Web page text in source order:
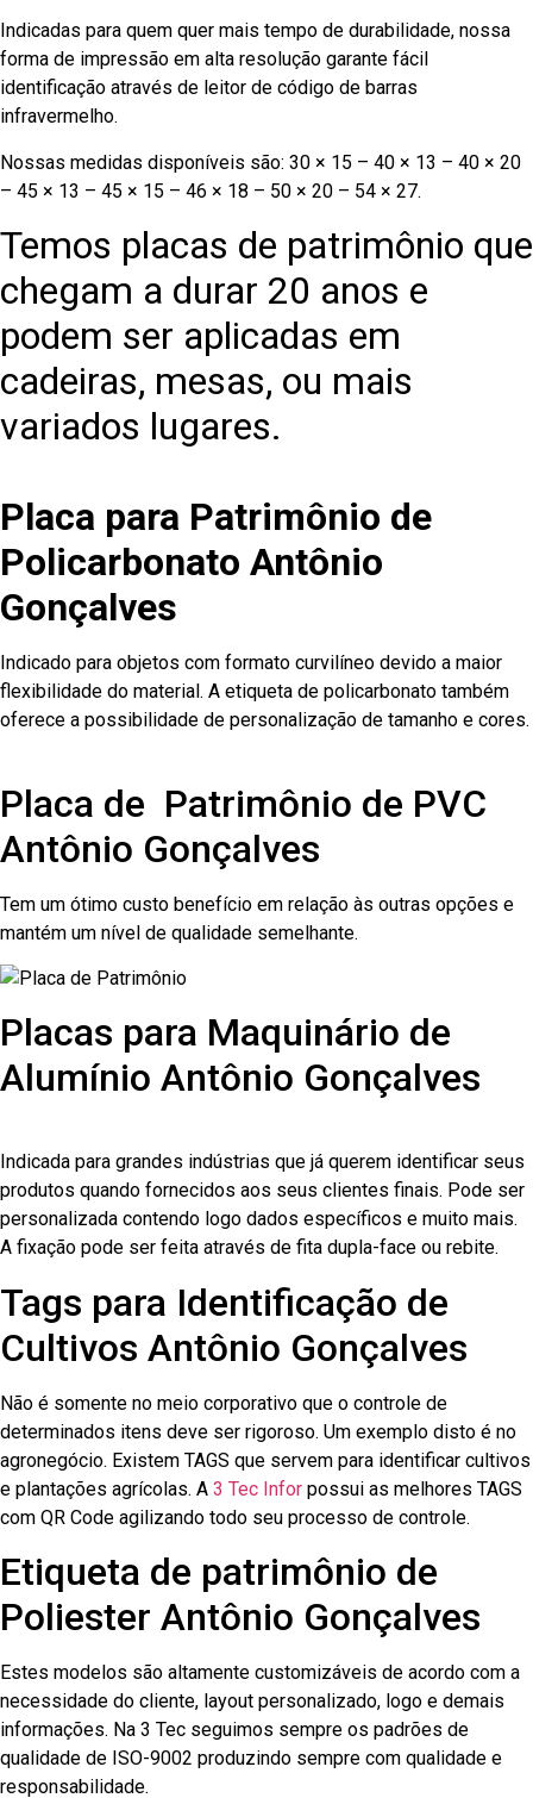
Indicadas para quem quer mais tempo de durabilidade, nossa
forma de impressão em alta resolução garante fácil
identificação através de leitor de código de barras
infravermelho.
Nossas medidas disponíveis são: 30 × 15 – 40 × 13 – 40 × 20
– 45 × 13 – 45 × 15 – 46 × 18 – 50 × 20 – 54 × 27.
Temos placas de patrimônio que
chegam a durar 20 anos e
podem ser aplicadas em
cadeiras, mesas, ou mais
variados lugares.
Placa para Patrimônio de
Policarbonato Antônio
Gonçalves
Indicado para objetos com formato curvilíneo devido a maior
flexibilidade do material. A etiqueta de policarbonato também
oferece a possibilidade de personalização de tamanho e cores.
Placa de Patrimônio de PVC
Antônio Gonçalves
Tem um ótimo custo benefício em relação às outras opções e
mantém um nível de qualidade semelhante.
Placas para Maquinário de
Alumínio Antônio Gonçalves
Indicada para grandes indústrias que já querem identificar seus
produtos quando fornecidos aos seus clientes finais. Pode ser
personalizada contendo logo dados específicos e muito mais.
A fixação pode ser feita através de fita dupla-face ou rebite.
Tags para Identificação de
Cultivos Antônio Gonçalves
Não é somente no meio corporativo que o controle de
determinados itens deve ser rigoroso. Um exemplo disto é no
agronegócio. Existem TAGS que servem para identificar cultivos
e plantações agrícolas. A 3 Tec Infor possui as melhores TAGS
com QR Code agilizando todo seu processo de controle.
Etiqueta de patrimônio de
Poliester Antônio Gonçalves
Estes modelos são altamente customizáveis de acordo com a
necessidade do cliente, layout personalizado, logo e demais
informações. Na 3 Tec seguimos sempre os padrões de
qualidade de ISO-9002 produzindo sempre com qualidade e
responsabilidade.